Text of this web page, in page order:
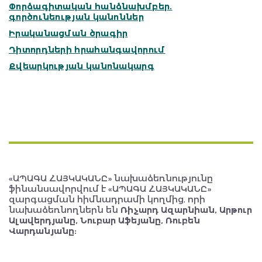
Փորձագիտական հանձնախմբեր.
գործունեության կանոններ
Իրականացման ծրագիր
Դիտորդների հրահանգավորում
Քվեարկության կանոնակարգ
«ԱՊԱԳԱ ՀԱՅԿԱԿԱՆԸ» նախաձեռնությունը
ֆինանսավորվում է «ԱՊԱԳԱ ՀԱՅԿԱԿԱՆԸ»
զարգացման հիմնադրամի կողմից, որի
նախաձեռնողներն են Ռիչարդ Ազարնիան, Արթուր
Ալավերդյանը, Նուբար Աֆեյանը, Ռուբեն
Վարդանյանը:
Futures Studio
Հարցումներ
Լրացուցիչ գրականություն